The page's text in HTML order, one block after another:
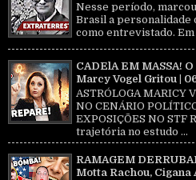
Nesse período,
Brasil a personalidade
como entrevistado. Em
CADElA EM MASSA!
Marcy Vogel Gritou |
ASTRÓLOGA MARICY
NO CENÁRIO
EXPOSIÇÕES NO STF
trajetória no estudo ...
RAMAGEM
Motta Rachou, Cigana